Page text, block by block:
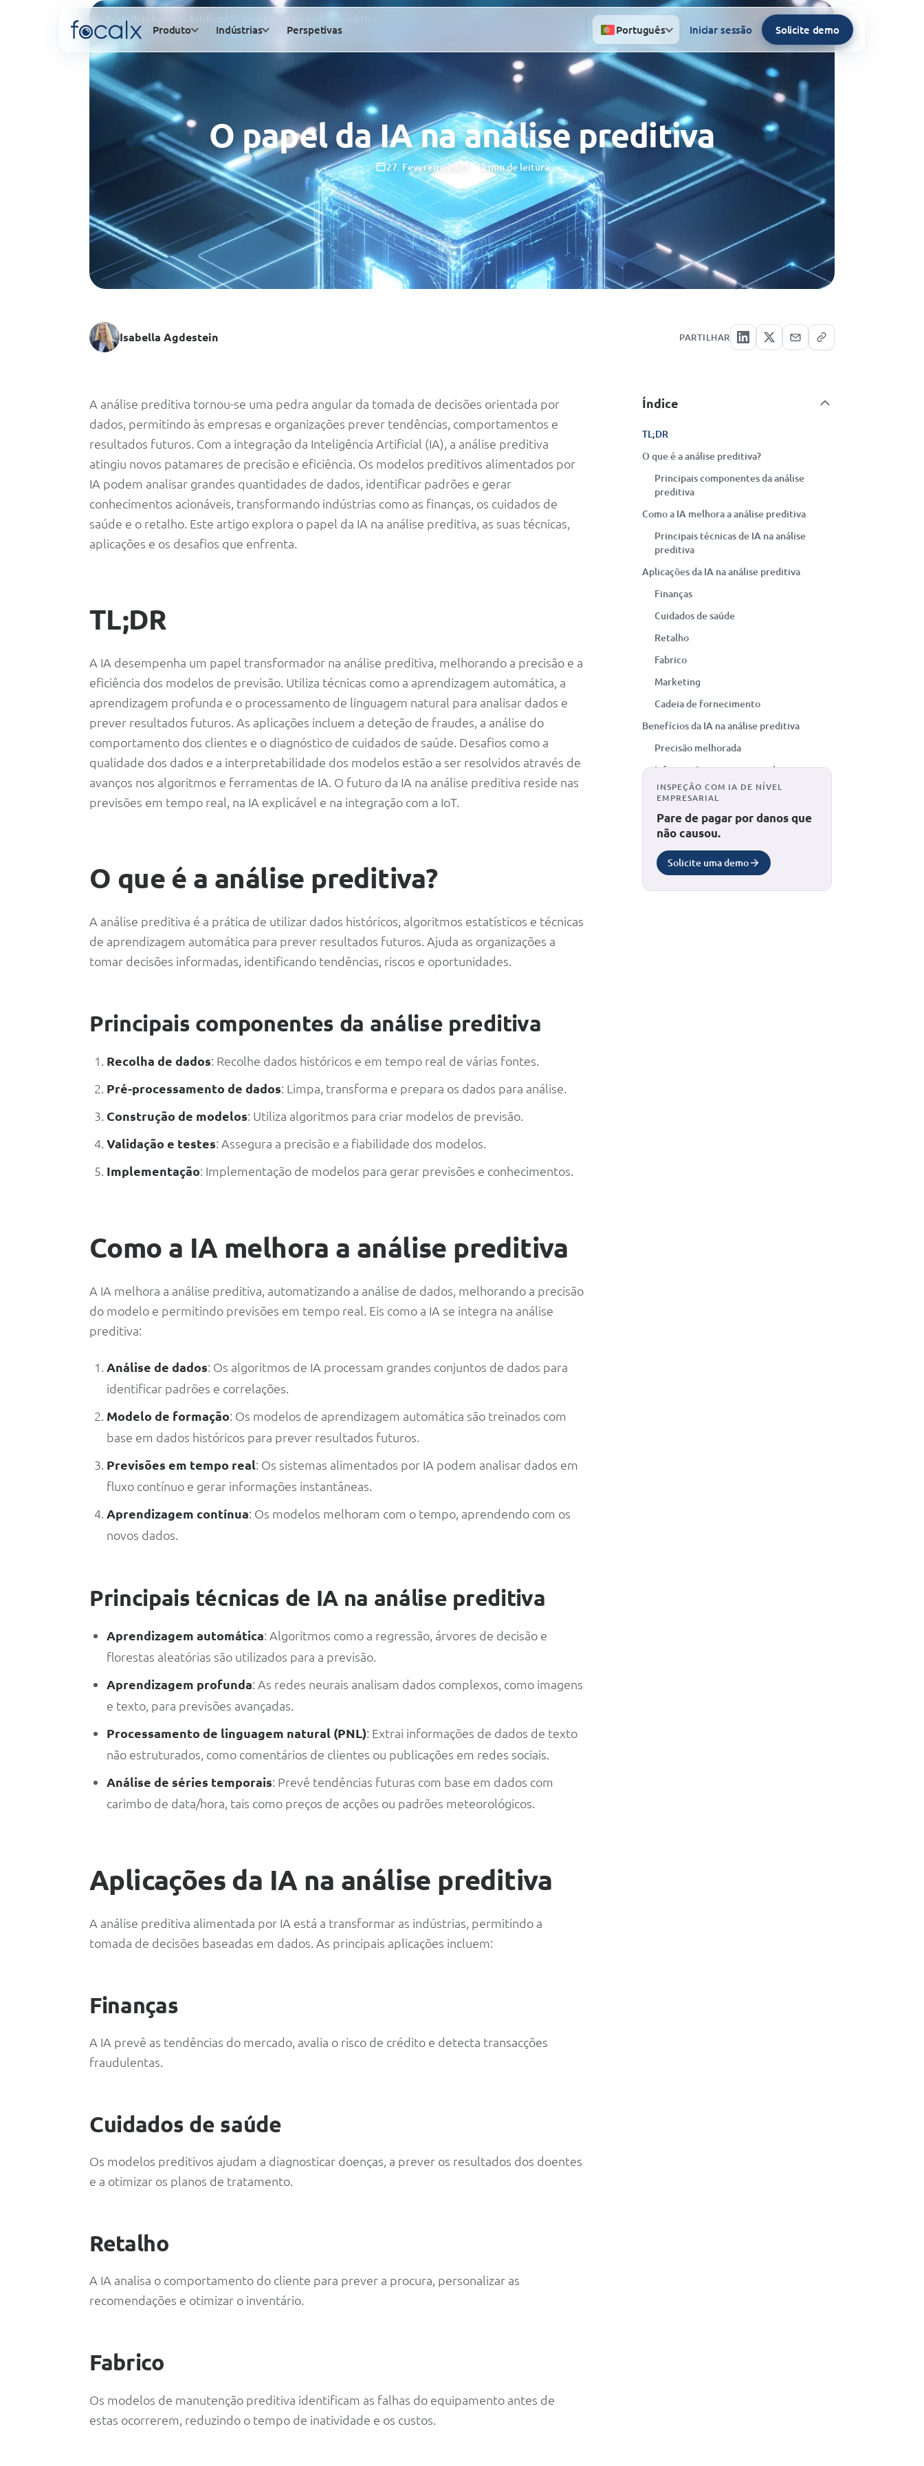
Produto Indústrias Perspetivas Português Iniciar sessão Solicite demo
Início
O papel da IA na análise preditiva
27. Fevereiro 2025 5 min de leitura
Isabella Agdestein PARTILHAR
O
papel
da
IA
na
preditiva
A análise preditiva tornou-se uma pedra angular da tomada de decisões orientada por
dados, permitindo às empresas e organizações prever tendências, comportamentos e
resultados futuros. Com a integração da Inteligência Artificial (IA), a análise preditiva
atingiu novos patamares de precisão e eficiência. Os modelos preditivos alimentados por
IA podem analisar grandes quantidades de dados, identificar padrões e gerar
conhecimentos acionáveis, transformando indústrias como as finanças, os cuidados de
saúde e o retalho. Este artigo explora o papel da IA na análise preditiva, as suas técnicas,
aplicações e os desafios que enfrenta.
TL;DR
A IA desempenha um papel transformador na análise preditiva, melhorando a precisão e a
eficiência dos modelos de previsão. Utiliza técnicas como a aprendizagem automática, a
aprendizagem profunda e o processamento de linguagem natural para analisar dados e
prever resultados futuros. As aplicações incluem a deteção de fraudes, a análise do
comportamento dos clientes e o diagnóstico de cuidados de saúde. Desafios como a
qualidade dos dados e a interpretabilidade dos modelos estão a ser resolvidos através de
avanços nos algoritmos e ferramentas de IA. O futuro da IA na análise preditiva reside nas
previsões em tempo real, na IA explicável e na integração com a IoT.
O que é a análise preditiva?
A análise preditiva é a prática de utilizar dados históricos, algoritmos estatísticos e técnicas
de aprendizagem automática para prever resultados futuros. Ajuda as organizações a
tomar decisões informadas, identificando tendências, riscos e oportunidades.
Principais componentes da análise preditiva
Recolha de dados: Recolhe dados históricos e em tempo real de várias fontes.
Pré-processamento de dados: Limpa, transforma e prepara os dados para análise.
Construção de modelos: Utiliza algoritmos para criar modelos de previsão.
Validação e testes: Assegura a precisão e a fiabilidade dos modelos.
Implementação: Implementação de modelos para gerar previsões e conhecimentos.
Como a IA melhora a análise preditiva
A IA melhora a análise preditiva, automatizando a análise de dados, melhorando a precisão
do modelo e permitindo previsões em tempo real. Eis como a IA se integra na análise
preditiva:
Análise de dados: Os algoritmos de IA processam grandes conjuntos de dados para
identificar padrões e correlações.
Modelo de formação: Os modelos de aprendizagem automática são treinados com
base em dados históricos para prever resultados futuros.
Previsões em tempo real: Os sistemas alimentados por IA podem analisar dados em
fluxo contínuo e gerar informações instantâneas.
Aprendizagem contínua: Os modelos melhoram com o tempo, aprendendo com os
novos dados.
Principais técnicas de IA na análise preditiva
Aprendizagem automática: Algoritmos como a regressão, árvores de decisão e
florestas aleatórias são utilizados para a previsão.
Aprendizagem profunda: As redes neurais analisam dados complexos, como imagens
e texto, para previsões avançadas.
Processamento de linguagem natural (PNL): Extrai informações de dados de texto
não estruturados, como comentários de clientes ou publicações em redes sociais.
Análise de séries temporais: Prevê tendências futuras com base em dados com
carimbo de data/hora, tais como preços de acções ou padrões meteorológicos.
Aplicações da IA na análise preditiva
A análise preditiva alimentada por IA está a transformar as indústrias, permitindo a
tomada de decisões baseadas em dados. As principais aplicações incluem:
Finanças
A IA prevê as tendências do mercado, avalia o risco de crédito e detecta transacções
fraudulentas.
Cuidados de saúde
Os modelos preditivos ajudam a diagnosticar doenças, a prever os resultados dos doentes
e a otimizar os planos de tratamento.
Retalho
A IA analisa o comportamento do cliente para prever a procura, personalizar as
recomendações e otimizar o inventário.
Fabrico
Os modelos de manutenção preditiva identificam as falhas do equipamento antes de
estas ocorrerem, reduzindo o tempo de inatividade e os custos.
Índice
TL;DR
O que é a análise preditiva?
Principais componentes da análise
preditiva
Como a IA melhora a análise preditiva
Principais técnicas de IA na análise
preditiva
Aplicações da IA na análise preditiva
Finanças
Cuidados de saúde
Retalho
Fabrico
Marketing
Cadeia de fornecimento
Benefícios da IA na análise preditiva
Precisão melhorada
Informações em tempo real
Automação
Escalabilidade
Desafios da análise preditiva baseada em
Qualidade dos dados
Interpretabilidade do modelo
INSPEÇÃO COM IA DE NÍVEL
EMPRESARIAL
Pare de pagar por danos que
não causou.
Solicite uma demo